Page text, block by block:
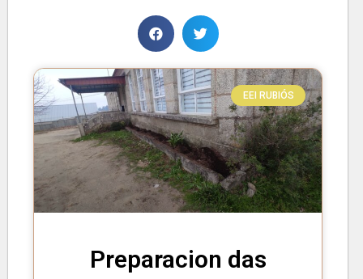
EEI RUBIÓS
Preparacion das